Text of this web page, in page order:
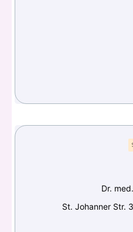
Dr.
St. Johanner Str.